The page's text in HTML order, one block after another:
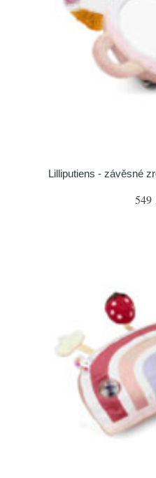
Lilliputiens - závěsné
549